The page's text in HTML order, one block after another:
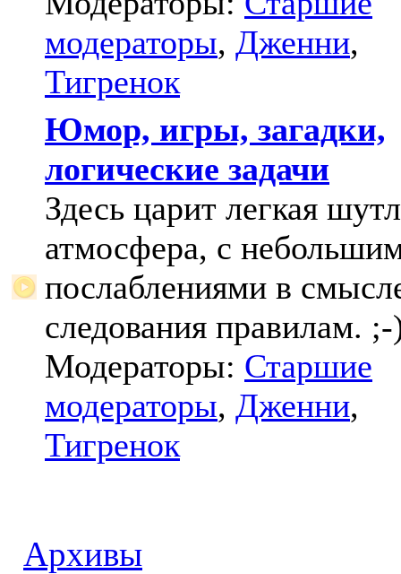
модераторы, Дженни,
Тигренок
Юмор, игры, загадки,
логические задачи
Здесь царит легкая
атмосфера, с
послаблениями в
следования правилам.
Модераторы: Старшие
модераторы, Дженни,
Тигренок
Архивы